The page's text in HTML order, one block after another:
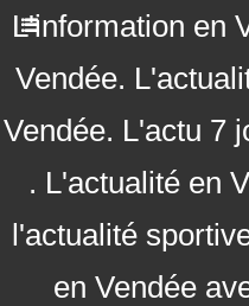
L'information en
Vendée.
Vendée. L'actu 7
. L'actualité en
l'actualité
en Vendée